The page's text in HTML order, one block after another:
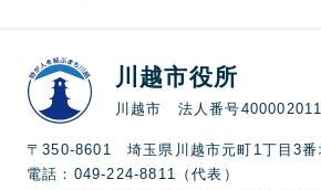
川越市役所
川越市 法人番号
〒350-8601 埼玉県川越市元町1丁目3番
電話：049-224-8811（代表）